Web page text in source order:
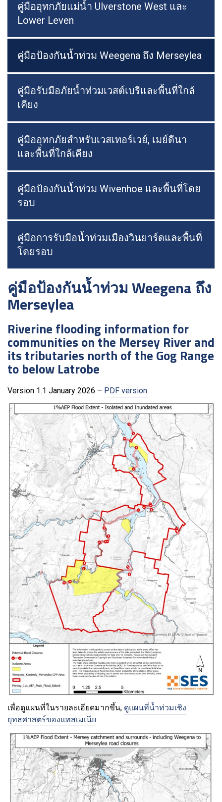
คู่มืออุทกภัยแม่น้ำ Ulverstone West และ
Lower Leven
คู่มือป้องกันน้ำท่วม Weegena ถึง Merseylea
คู่มือรับมือภัยน้ำท่วมเวสต์เบรีและพื้นที่ใกล้
เคียง
คู่มืออุทกภัยสำหรับเวสเทอร์เวย์, เมย์ดีนา
และพื้นที่ใกล้เคียง
คู่มือป้องกันน้ำท่วม Wivenhoe และพื้นที่โดย
รอบ
คู่มือการรับมือน้ำท่วมเมืองวินยาร์ดและพื้นที่
โดยรอบ
คู่มือป้องกันน้ำท่วม Weegena ถึง
Merseylea
Riverine flooding information for
communities on the Mersey River and
its tributaries north of the Gog Range
to below Latrobe
Version 1.1 January 2026 – PDF version
เพื่อดูแผนที่ในรายละเอียดมากขึ้น, ดูแผนที่น้ำท่วมเชิง
ยุทธศาสตร์ของแทสเมเนีย.